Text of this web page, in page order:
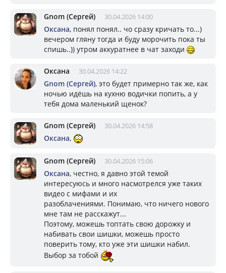
Gnom (Сергей) 30.04.2026 14:00
Оксана, понял понял.. чо сразу кричать то...)
вечером гляну тогда и буду морочить пока ты
спишь..)) утром аккуратнее в чат заходи
Оксана 30.04.2026 14:22
Gnom (Сергей), это будет примерно так же, как
ночью идёшь на кухню водички попить, а у
тебя дома маленький щенок?
Gnom (Сергей) 30.04.2026 14:58
Оксана,
Gnom (Сергей) 30.04.2026 15:06
Оксана, честно, я давно этой темой
интересуюсь и много насмотрелся уже таких
видео с мифами и их
разоблачениями. Понимаю, что ничего нового
мне там не расскажут...
Поэтому, можешь топтать свою дорожку и
набивать свои шишки, можешь просто
поверить тому, кто уже эти шишки набил.
Выбор за тобой